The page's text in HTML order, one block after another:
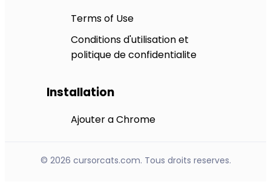
Terms of Use
Conditions d'utilisation et
politique de confidentialite
Installation
Ajouter a Chrome
© 2026 cursorcats.com. Tous droits reserves.